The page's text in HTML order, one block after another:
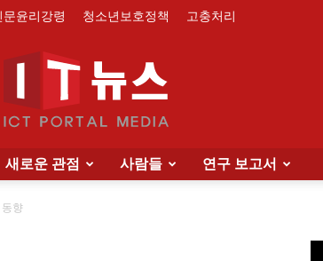
문윤리강령 청소년보호정책 고충처리
새로운 관점 사람들 연구 보고서
향